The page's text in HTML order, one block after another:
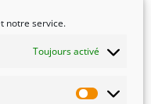
notre service.
Toujours activé